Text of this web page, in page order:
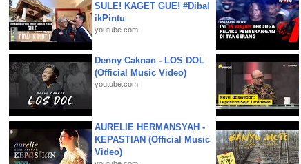
SULE! KAGET GUE! #Dibal
ikPintu
youtube.com
Denny Caknan - LOS DOL
(Official Music Video)
youtube.com
AURELIE HERMANSYAH -
KEPASTIAN (Official Music
Video)